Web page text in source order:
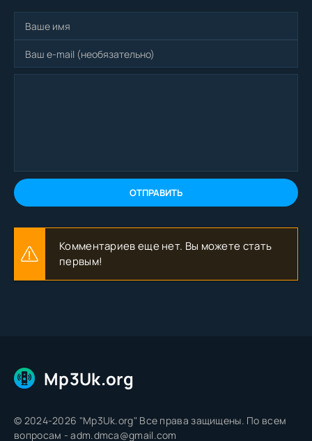
ОТПРАВИТЬ
Комментариев еще нет. Вы можете стать
первым!
Mp3Uk.org
© 2024-2026 "Mp3Uk.org" Все права защищены. По всем
вопросам - adm.dmca@gmail.com